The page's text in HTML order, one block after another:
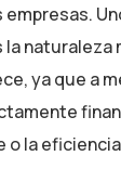
la
ya que a
la